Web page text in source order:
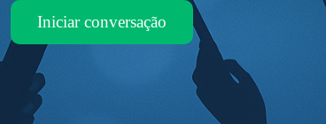
Iniciar conversação